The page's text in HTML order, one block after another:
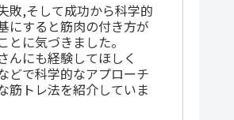
敗,そして成功から科学的
にすると筋肉の付き方が
とに気づきました。
んにも経験してほしく
どで科学的なアプローチ
筋トレ法を紹介していま